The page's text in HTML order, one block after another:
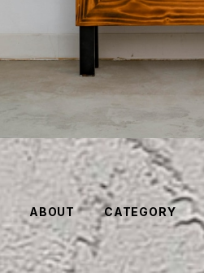
ABOUT CATEGORY